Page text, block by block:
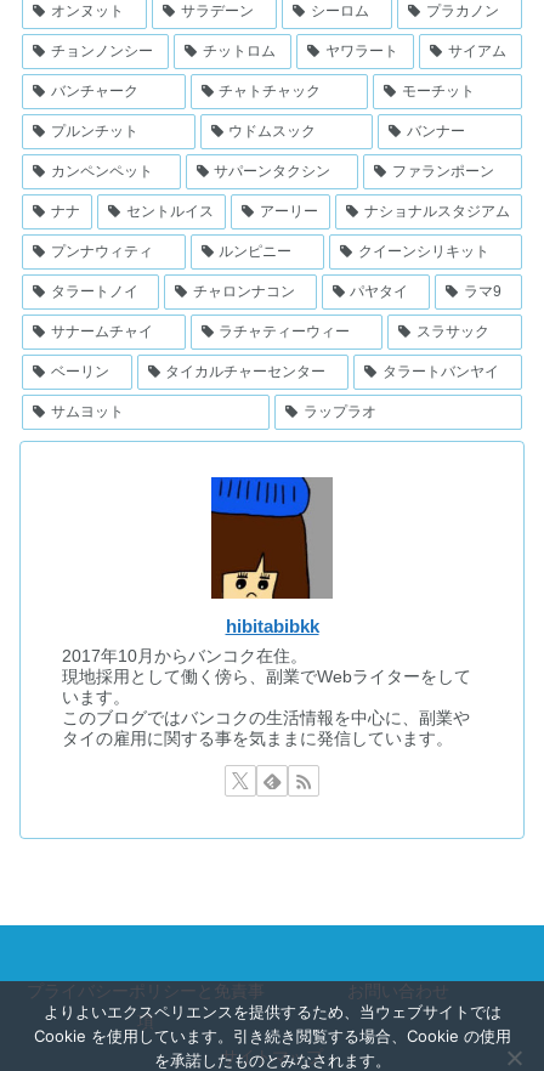
オンヌット サラデーン シーロム プラカノン
チョンノンシー チットロム ヤワラート サイアム
バンチャーク チャトチャック モーチット
プルンチット ウドムスック バンナー
カンペンペット サパーンタクシン ファランポーン
ナナ セントルイス アーリー ナショナルスタジアム
プンナウィティ ルンピニー クイーンシリキット
タラートノイ チャロンナコン パヤタイ ラマ9
サナームチャイ ラチャティーウィー スラサック
ベーリン タイカルチャーセンター タラートバンヤイ
サムヨット ラップラオ
hibitabibkk
2017年10月からバンコク在住。
現地採用として働く傍ら、副業でWebライターをして
います。
このブログではバンコクの生活情報を中心に、副業や
タイの雇用に関する事を気ままに発信しています。
プライバシーポリシーと免責事
項
お問い合わせ
サイトマップ
よりよいエクスペリエンスを提供するため、当ウェブサイトでは
Cookie を使用しています。引き続き閲覧する場合、Cookie の使用
を承諾したものとみなされます。